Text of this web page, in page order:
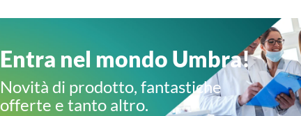
Entra nel mondo Umbra!
Novità di prodotto, fantastiche
offerte e tanto altro.